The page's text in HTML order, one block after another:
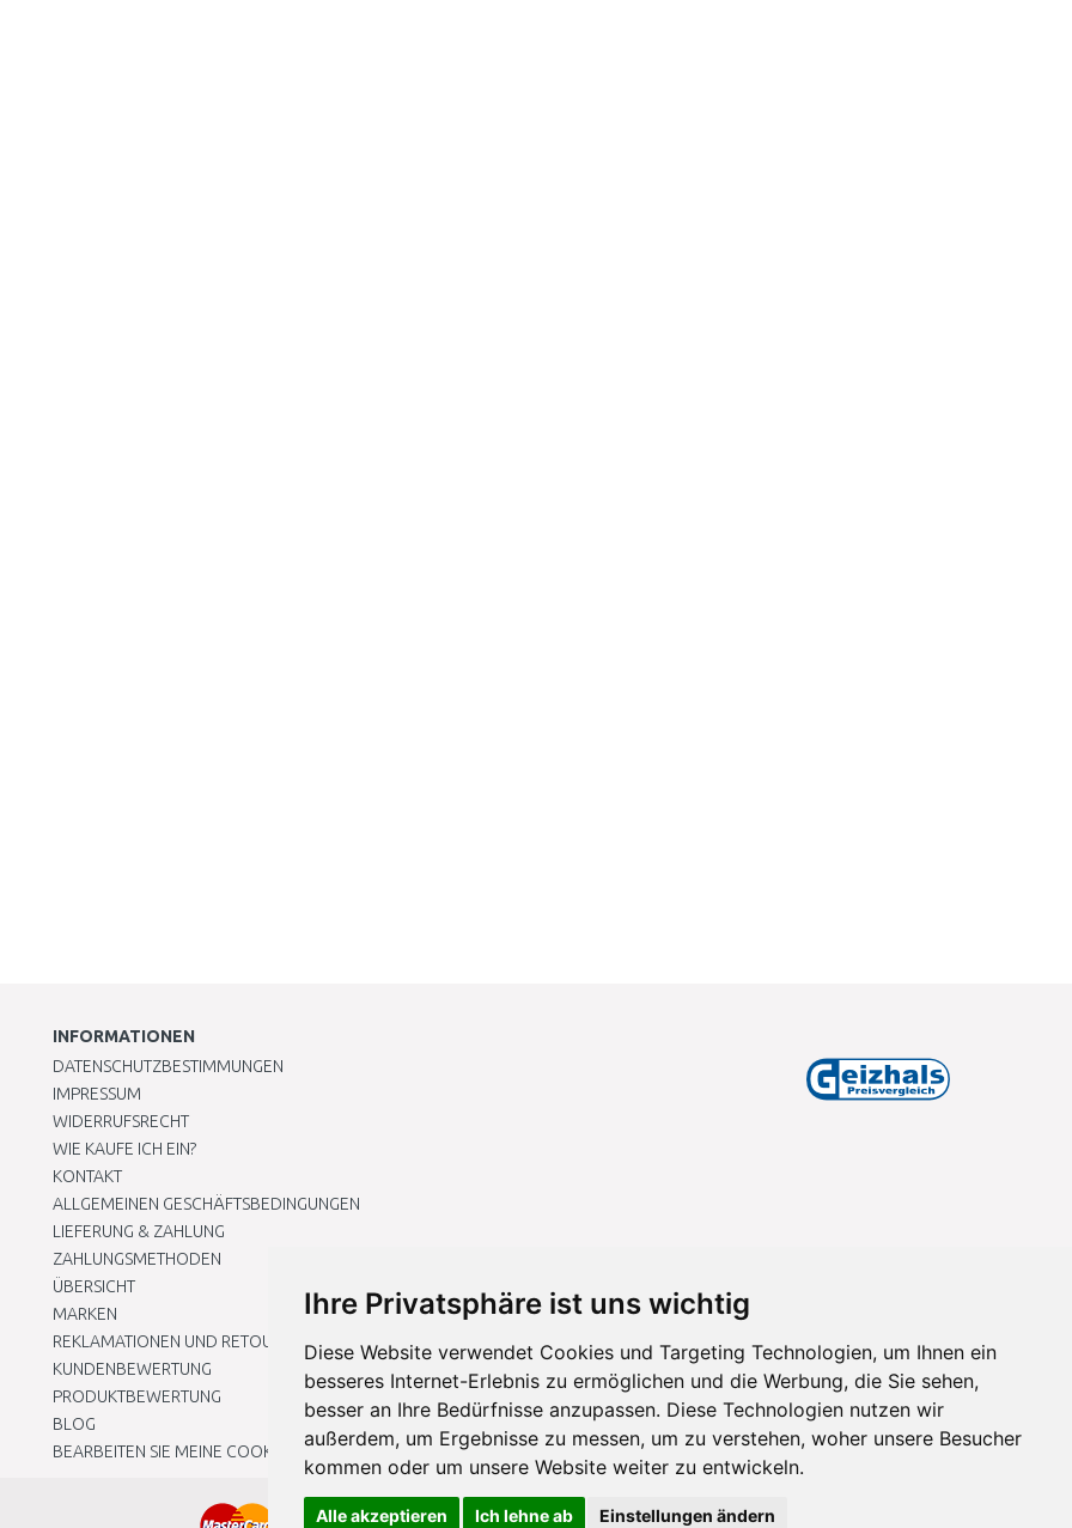
Ihre Privatsphäre ist uns wichtig
Diese Website verwendet Cookies und Targeting Technologien, um Ihnen ein
besseres Internet-Erlebnis zu ermöglichen und die Werbung, die Sie sehen,
besser an Ihre Bedürfnisse anzupassen. Diese Technologien nutzen wir
außerdem, um Ergebnisse zu messen, um zu verstehen, woher unsere Besucher
kommen oder um unsere Website weiter zu entwickeln.
Alle akzeptieren Ich lehne ab Einstellungen ändern
INFORMATIONEN
DATENSCHUTZBESTIMMUNGEN
IMPRESSUM
WIDERRUFSRECHT
WIE KAUFE ICH EIN?
KONTAKT
ALLGEMEINEN GESCHÄFTSBEDINGUNGEN
LIEFERUNG & ZAHLUNG
ZAHLUNGSMETHODEN
ÜBERSICHT
MARKEN
REKLAMATIONEN UND RETOUREN
KUNDENBEWERTUNG
PRODUKTBEWERTUNG
BLOG
BEARBEITEN SIE MEINE COOKIE-EINSTELLUNGEN